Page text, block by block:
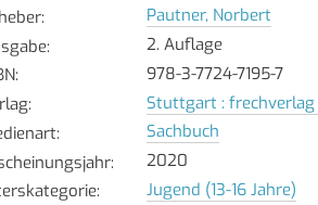
:
Pautner, Norbert
:
2. Auflage
:
978-3-7724-7195-7
:
Stuttgart : frechverlag
:
Sachbuch
:
2020
: Jugend (13-16 Jahre)